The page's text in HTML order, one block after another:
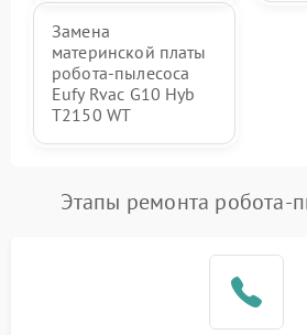
Замена
материнской платы
робота-пылесоса
Eufy Rvac G10 Hyb
T2150 WT
Этапы ремонта робота-